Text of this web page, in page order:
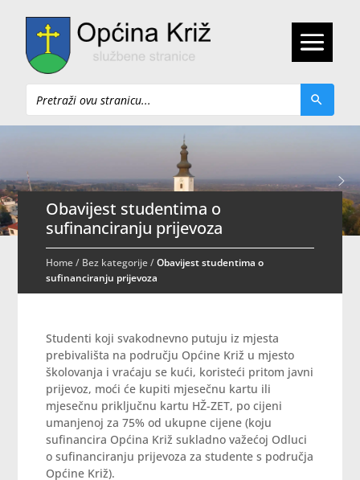
Pretraži
Obavijest studentima o
sufinanciranju prijevoza
Home/ Bez kategorije/Obavijest studentima o
sufinanciranju prijevoza
Studenti koji svakodnevno putuju iz mjesta
prebivališta na području Općine Križ u mjesto
školovanja i vraćaju se kući, koristeći pritom javni
prijevoz, moći će kupiti mjesečnu kartu ili
mjesečnu priključnu kartu HŽ-ZET, po cijeni
umanjenoj za 75% od ukupne cijene (koju
sufinancira Općina Križ sukladno važećoj Odluci
o sufinanciranju prijevoza za studente s područja
Općine Križ).